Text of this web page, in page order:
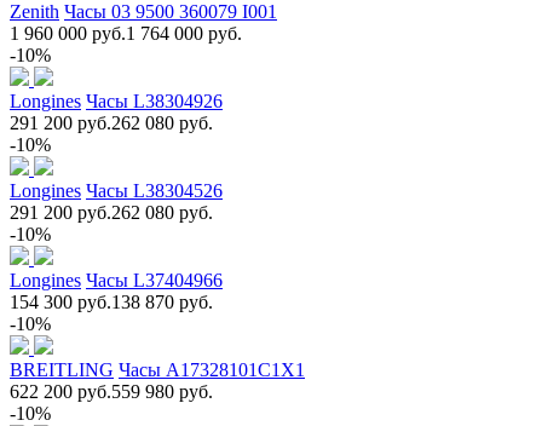
Zenith Часы 03 9500 360079 I001
1 960 000 руб.1 764 000 руб.
-10%
Longines Часы L38304926
291 200 руб.262 080 руб.
-10%
Longines Часы L38304526
291 200 руб.262 080 руб.
-10%
Longines Часы L37404966
154 300 руб.138 870 руб.
-10%
BREITLING Часы A17328101C1X1
622 200 руб.559 980 руб.
-10%